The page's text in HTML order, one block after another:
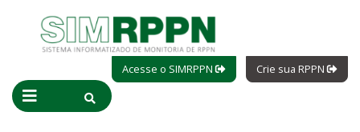
Acesse o SIMRPPN Crie sua RPPN